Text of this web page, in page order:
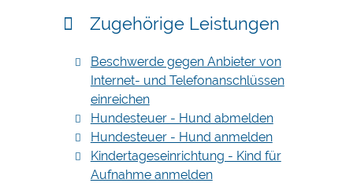
Zugehörige Leistungen
Beschwerde gegen Anbieter von
Internet- und Telefonanschlüssen
einreichen
Hundesteuer - Hund abmelden
Hundesteuer - Hund anmelden
Kindertageseinrichtung - Kind für
Aufnahme anmelden